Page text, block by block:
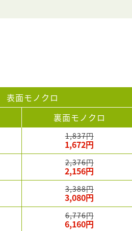
表面モノクロ
裏面モノクロ
1,837円
1,672円
2,376円
2,156円
3,388円
3,080円
6,776円
6,160円